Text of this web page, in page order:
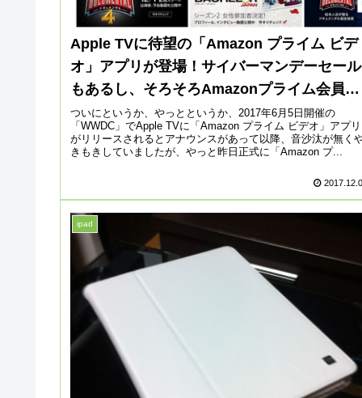
Apple TVに待望の「Amazon プライム ビデ
オ」アプリが登場！サイバーマンデーセール
もあるし、そろそろAmazonプライム会員に
なっても良いかも！
ついにというか、やっとというか、2017年6月5日開催の
「WWDC」でApple TVに「Amazon プライム ビデオ」アプリ
がリリースされるとアナウンスがあって以降、音沙汰が無く
きもきしていましたが、やっと昨日正式に「Amazon プ...
ipad